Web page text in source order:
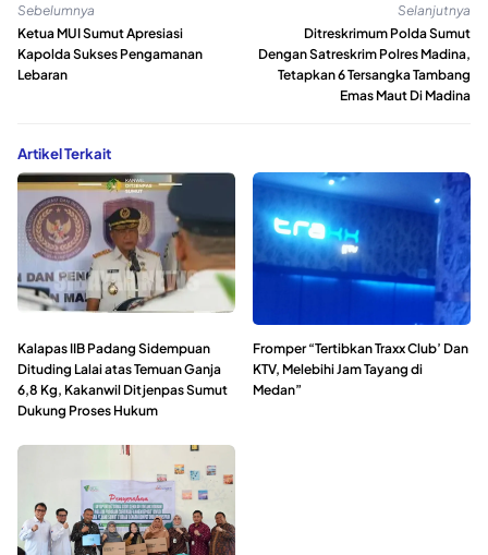
Sebelumnya
Ketua MUI Sumut Apresiasi
Kapolda Sukses Pengamanan
Lebaran
Selanjutnya
Ditreskrimum Polda Sumut
Dengan Satreskrim Polres Madina,
Tetapkan 6 Tersangka Tambang
Emas Maut Di Madina
Artikel Terkait
Kalapas IIB Padang Sidempuan
Dituding Lalai atas Temuan Ganja
6,8 Kg, Kakanwil Ditjenpas Sumut
Dukung Proses Hukum
Fromper “Tertibkan Traxx Club’ Dan
KTV, Melebihi Jam Tayang di
Medan”